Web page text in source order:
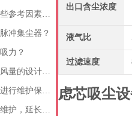
选购粉尘集尘机时这些参考因素很重要！
冲集尘器？
力？
石墨粉尘除尘器处理风量的设计，你了解多少
车间除尘吸尘器如何进行维护保养？
优化磨床粉尘集尘机维护，延长设备寿命
出口含尘浓度
液气比
过滤速度
虑芯吸尘